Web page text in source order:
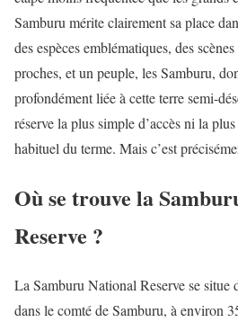
Samburu mérite clairement sa place
des espèces emblématiques, des
proches, et un peuple, les Samburu,
profondément liée à cette terre semi-
réserve la plus simple d’accès ni la
habituel du terme. Mais c’est
Où se trouve la
Reserve ?
La Samburu National Reserve se situe
dans le comté de Samburu, à environ